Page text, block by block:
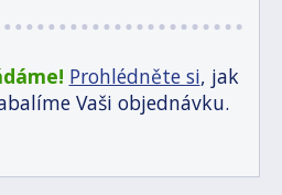
Prohlédněte si, jak
Vaši objednávku.